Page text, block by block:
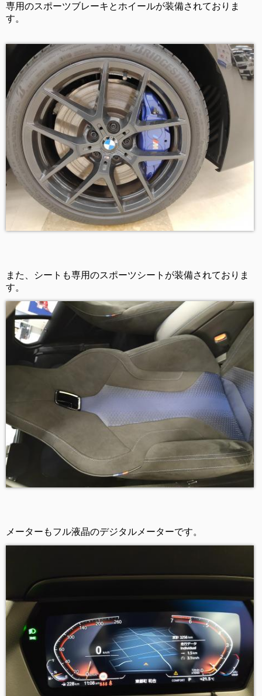
専用のスポーツブレーキとホイールが装備されておりま
す。
また、シートも専用のスポーツシートが装備されておりま
す。
メーターもフル液晶のデジタルメーターです。